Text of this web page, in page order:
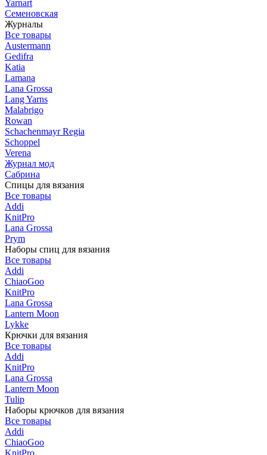
Yarnart
Семеновская
Журналы
Все товары
Austermann
Gedifra
Katia
Lamana
Lana Grossa
Lang Yarns
Malabrigo
Rowan
Schachenmayr Regia
Schoppel
Verena
Журнал мод
Сабрина
Спицы для вязания
Все товары
Addi
KnitPro
Lana Grossa
Prym
Наборы спиц для вязания
Все товары
Addi
ChiaoGoo
KnitPro
Lana Grossa
Lantern Moon
Lykke
Крючки для вязания
Все товары
Addi
KnitPro
Lana Grossa
Lantern Moon
Tulip
Наборы крючков для вязания
Все товары
Addi
ChiaoGoo
KnitPro